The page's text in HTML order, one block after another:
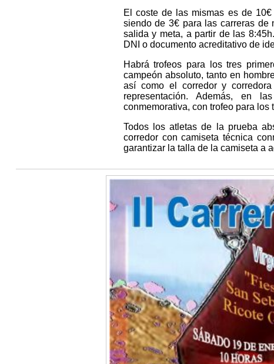
El coste de las mismas es de
siendo de 3€ para las carreras de
salida y meta, a partir de las
DNI o documento acreditativo de
Habrá trofeos para los tres
campeón absoluto, tanto en
así como el corredor y
representación. Además, en
conmemorativa, con trofeo para los
Todos los atletas de la prueba
corredor con camiseta técnica
garantizar la talla de la camiseta a